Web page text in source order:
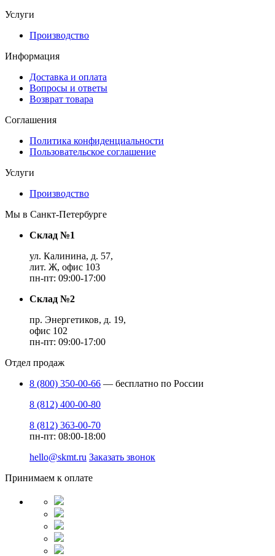
Услуги
Производство
Информация
Доставка и оплата
Вопросы и ответы
Возврат товара
Соглашения
Политика конфиденциальности
Пользовательское соглашение
Услуги
Производство
Мы в Санкт-Петербурге
Склад №1
ул. Калинина, д. 57,
лит. Ж, офис 103
пн-пт: 09:00-17:00
Склад №2
пр. Энергетиков, д. 19,
офис 102
пн-пт: 09:00-17:00
Отдел продаж
8 (800) 350-00-66 — бесплатно по России
8 (812) 400-00-80
8 (812) 363-00-70
пн-пт: 08:00-18:00
hello@skmt.ru Заказать звонок
Принимаем к оплате